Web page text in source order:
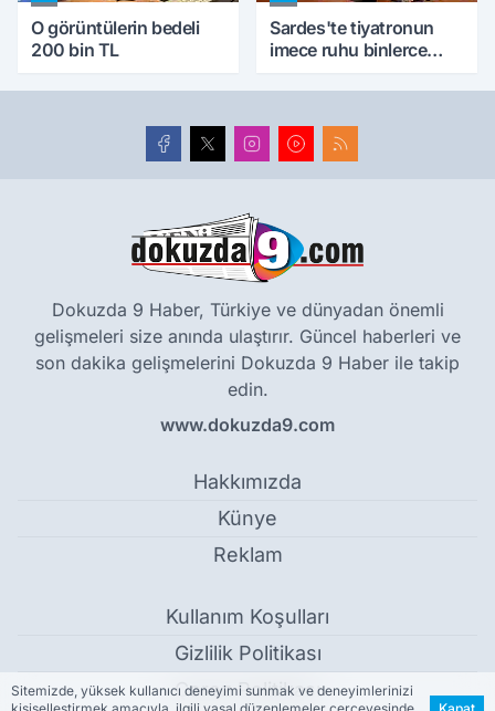
O görüntülerin bedeli
200 bin TL
Sardes'te tiyatronun
imece ruhu binlerce
Dokuzda 9 Haber, Türkiye ve dünyadan önemli
gelişmeleri size anında ulaştırır. Güncel haberleri ve
son dakika gelişmelerini Dokuzda 9 Haber ile takip
edin.
www.dokuzda9.com
Hakkımızda
Künye
Reklam
Kullanım Koşulları
Gizlilik Politikası
Çerez Politikası
Sitemizde, yüksek kullanıcı deneyimi sunmak ve deneyimlerinizi